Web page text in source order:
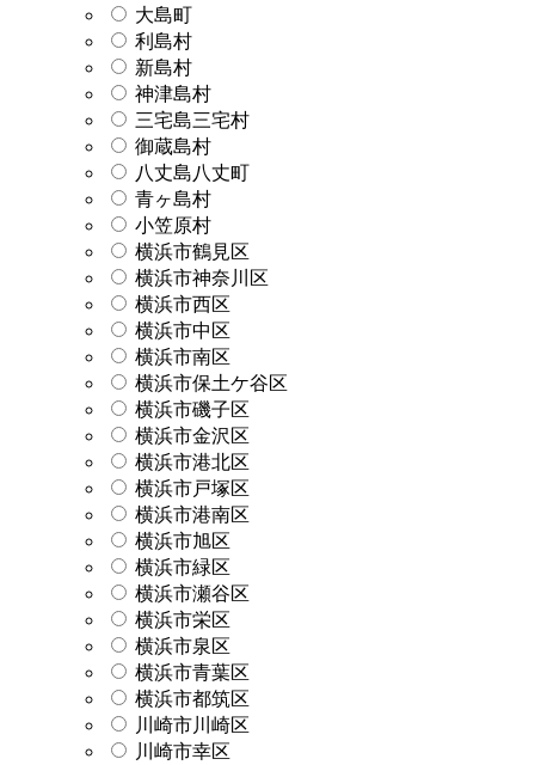
大島町
利島村
新島村
神津島村
三宅島三宅村
御蔵島村
八丈島八丈町
青ヶ島村
小笠原村
横浜市鶴見区
横浜市神奈川区
横浜市西区
横浜市中区
横浜市南区
横浜市保土ケ谷区
横浜市磯子区
横浜市金沢区
横浜市港北区
横浜市戸塚区
横浜市港南区
横浜市旭区
横浜市緑区
横浜市瀬谷区
横浜市栄区
横浜市泉区
横浜市青葉区
横浜市都筑区
川崎市川崎区
川崎市幸区